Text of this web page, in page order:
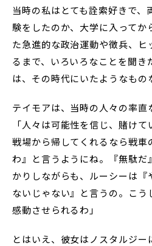
当時の私はとても詮索好きで、
験をしたのか、大学に入ってか
た急進的な政治運動や徴兵、ヒ
るまで、いろいろなことを聞き
は、その時代にいたようなもの
テイモアは、当時の人々の率直
「人々は可能性を信じ、賭け
戦場から帰してくれるなら戦車
わ』と言うようにね。『無駄だ
かりしながらも、ルーシーは『
ないじゃない』と言うの。こ
感動させられるわ」
とはいえ、彼女はノスタルジ